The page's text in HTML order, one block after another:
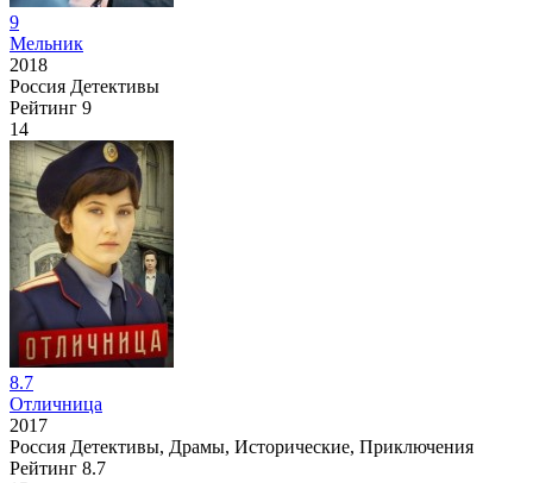
9
Мельник
2018
Россия Детективы
Рейтинг 9
14
8.7
Отличница
2017
Россия Детективы, Драмы, Исторические, Приключения
Рейтинг 8.7